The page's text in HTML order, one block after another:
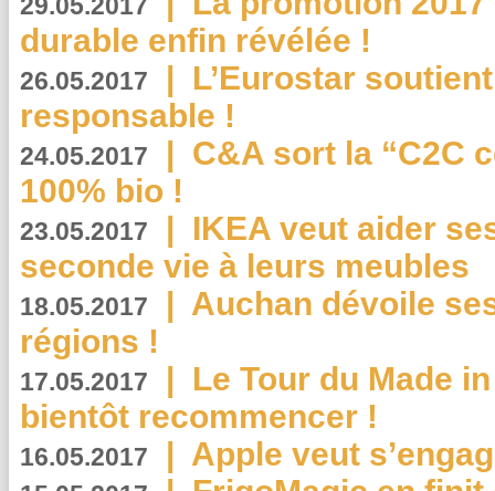
durable enfin révélée !
26.05.2017 | L’Eurostar
responsable !
24.05.2017 | C&A sort la “C2C
100% bio !
23.05.2017 | IKEA veut aider
seconde vie à leurs meubles
18.05.2017 | Auchan dévoile
régions !
17.05.2017 | Le Tour du Made
bientôt recommencer !
16.05.2017 | Apple veut